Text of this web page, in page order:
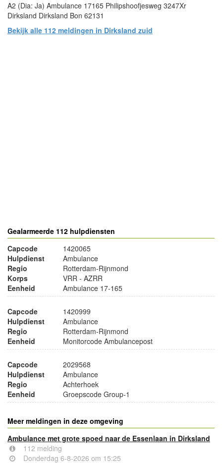
A2 (Dia: Ja) Ambulance 17165 Philipshoofjesweg 3247Xr
Dirksland Dirksland Bon 62131
Bekijk alle 112 meldingen in Dirksland zuid
Gealarmeerde 112 hulpdiensten
Capcode
1420065
Hulpdienst
Ambulance
Regio
Rotterdam-Rijnmond
Korps
VRR - AZRR
Eenheid
Ambulance 17-165
Capcode
1420999
Hulpdienst
Ambulance
Regio
Rotterdam-Rijnmond
Eenheid
Monitorcode Ambulancepost
Capcode
2029568
Hulpdienst
Ambulance
Regio
Achterhoek
Eenheid
Groepscode Group-1
Meer meldingen in deze omgeving
Ambulance met grote spoed naar de Essenlaan in Dirksland
112 melding
Donderdag 6-8-2026 om 15:25